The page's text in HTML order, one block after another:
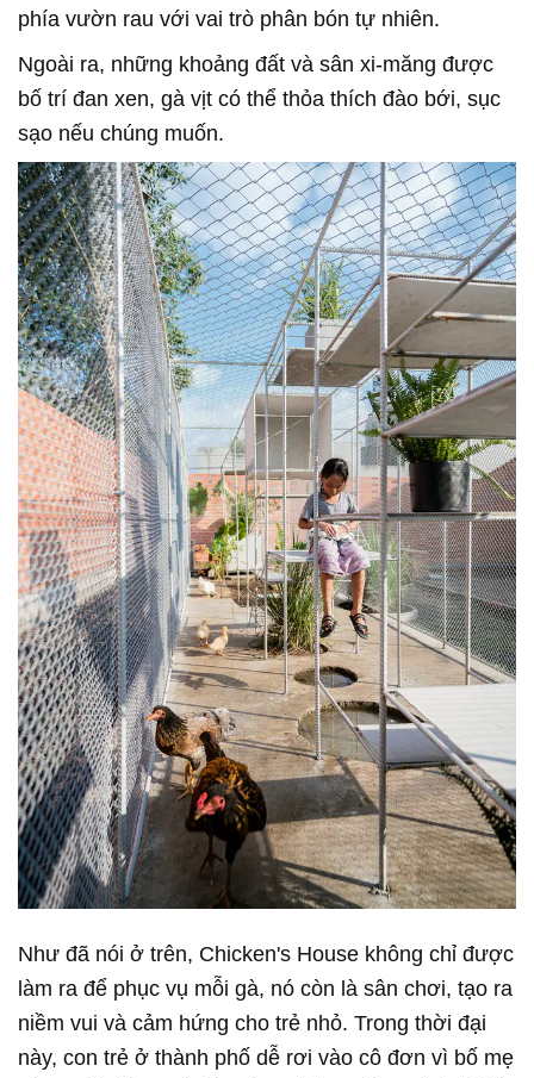
phía vườn rau với vai trò phân bón tự nhiên.
Ngoài ra, những khoảng đất và sân xi-măng được
bố trí đan xen, gà vịt có thể thỏa thích đào bới, sục
sạo nếu chúng muốn.
Như đã nói ở trên, Chicken's House không chỉ được
làm ra để phục vụ mỗi gà, nó còn là sân chơi, tạo ra
niềm vui và cảm hứng cho trẻ nhỏ. Trong thời đại
này, con trẻ ở thành phố dễ rơi vào cô đơn vì bố mẹ